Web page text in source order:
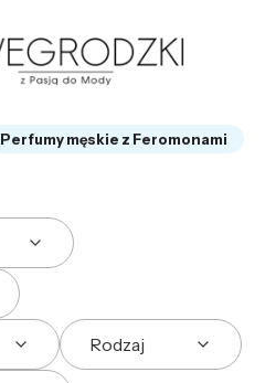
Perfumy męskie z Feromonami
Rodzaj